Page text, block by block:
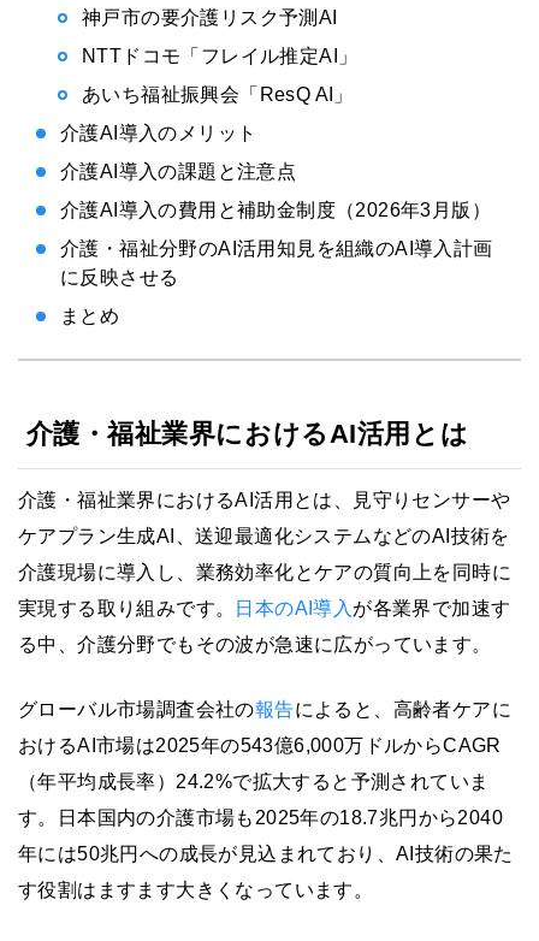
神戸市の要介護リスク予測AI
NTTドコモ「フレイル推定AI」
あいち福祉振興会「ResQ AI」
介護AI導入のメリット
介護AI導入の課題と注意点
介護AI導入の費用と補助金制度（2026年3月版）
介護・福祉分野のAI活用知見を組織のAI導入計画
に反映させる
まとめ
介護・福祉業界におけるAI活用とは
介護・福祉業界におけるAI活用とは、見守りセンサーや
ケアプラン生成AI、送迎最適化システムなどのAI技術を
介護現場に導入し、業務効率化とケアの質向上を同時に
実現する取り組みです。
日本のAI導入 が各業界で加速す
る中、介護分野でもその波が急速に広がっています。
グローバル市場調査会社の報告によると、高齢者ケアに
おけるAI市場は2025年の543億6,000万ドルからCAGR
（年平均成長率）24.2%で拡大すると予測されていま
す。日本国内の介護市場も2025年の18.7兆円から2040
年には50兆円への成長が見込まれており、AI技術の果た
す役割はますます大きくなっています。